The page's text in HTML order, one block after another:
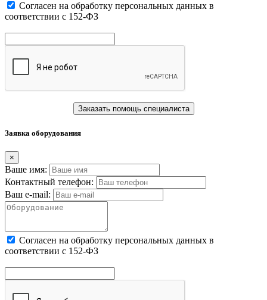
Cогласен на обработку персональных данных в
соответствии с 152-ФЗ
Заказать помощь специалиста
Заявка оборудования
×
Ваше имя:
Контактный телефон:
Ваш e-mail:
Cогласен на обработку персональных данных в
соответствии с 152-ФЗ